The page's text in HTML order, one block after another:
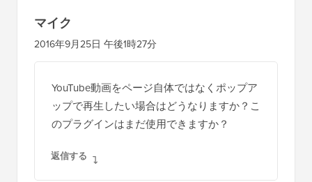
マイク
2016年9月25日 午後1時27分
YouTube動画をページ自体ではなくポップア
ップで再生したい場合はどうなりますか？こ
のプラグインはまだ使用できますか？
返信する